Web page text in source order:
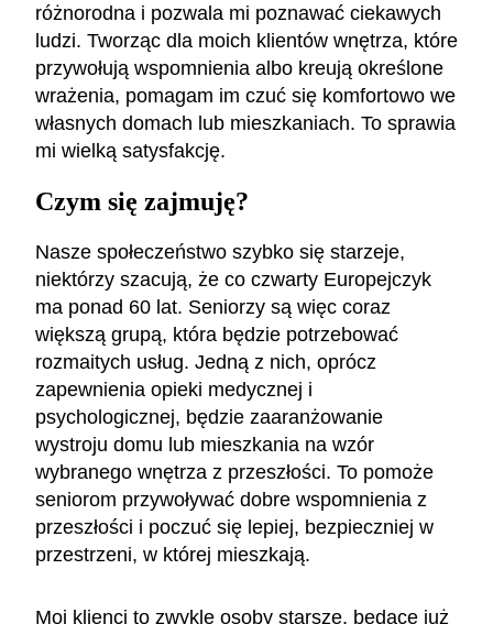
różnorodna i pozwala mi poznawać ciekawych
ludzi. Tworząc dla moich klientów wnętrza, które
przywołują wspomnienia albo kreują określone
wrażenia, pomagam im czuć się komfortowo we
własnych domach lub mieszkaniach. To sprawia
mi wielką satysfakcję.
Czym się zajmuję?
Nasze społeczeństwo szybko się starzeje,
niektórzy szacują, że co czwarty Europejczyk
ma ponad 60 lat. Seniorzy są więc coraz
większą grupą, która będzie potrzebować
rozmaitych usług. Jedną z nich, oprócz
zapewnienia opieki medycznej i
psychologicznej, będzie zaaranżowanie
wystroju domu lub mieszkania na wzór
wybranego wnętrza z przeszłości. To pomoże
seniorom przywoływać dobre wspomnienia z
przeszłości i poczuć się lepiej, bezpieczniej w
przestrzeni, w której mieszkają.
Moi klienci to zwykle osoby starsze, będące już